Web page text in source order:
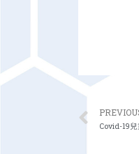
Covid-19